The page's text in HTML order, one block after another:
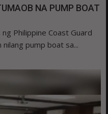
NA PUMP BOAT
Philippine Coast Guard
pump boat sa...